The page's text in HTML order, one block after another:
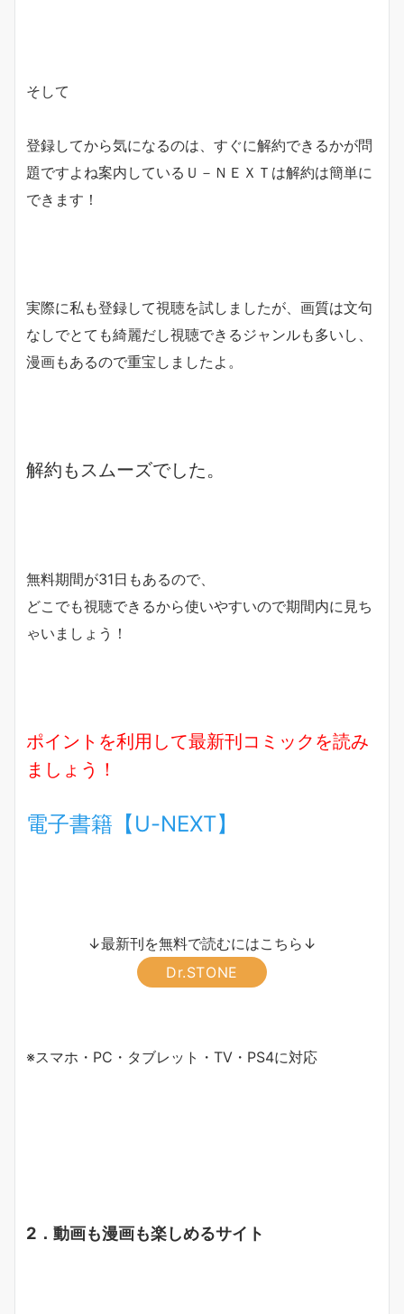
そして
登録してから気になるのは、すぐに解約できるかが問
題ですよね案内しているＵ－ＮＥＸＴは解約は簡単に
できます！
実際に私も登録して視聴を試しましたが、画質は文句
なしでとても綺麗だし視聴できるジャンルも多いし、
漫画もあるので重宝しましたよ。
解約もスムーズでした。
無料期間が31日もあるので、
どこでも視聴できるから使いやすいので期間内に見ち
ゃいましょう！
ポイントを利用して最新刊コミックを読み
ましょう！
電子書籍【U-NEXT】
↓最新刊を無料で読むにはこちら↓
Dr.STONE
※スマホ・PC・タブレット・TV・PS4に対応
2．動画も漫画も楽しめるサイト